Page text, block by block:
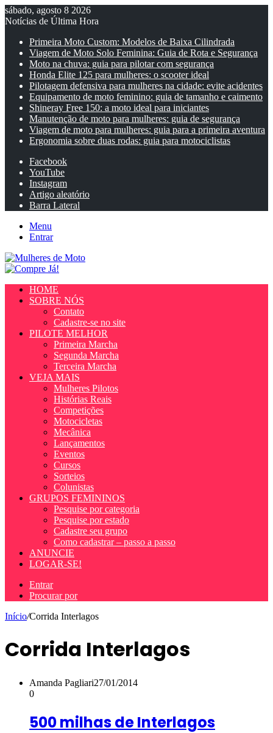
sábado, agosto 8 2026
Notícias de Última Hora
Primeira Moto Custom: Modelos de Baixa Cilindrada
Viagem de Moto Solo Feminina: Guia de Rota e Segurança
Moto na chuva: guia para pilotar com segurança
Honda Elite 125 para mulheres: o scooter ideal
Pilotagem defensiva para mulheres na cidade: evite acidentes
Equipamento de moto feminino: guia de tamanho e caimento
Shineray Free 150: a moto ideal para iniciantes
Manutenção de moto para mulheres: guia de segurança
Viagem de moto para mulheres: guia para a primeira aventura
Ergonomia sobre duas rodas: guia para motociclistas
Facebook
YouTube
Instagram
Artigo aleatório
Barra Lateral
Menu
Entrar
HOME
SOBRE NÓS
Contato
Cadastre-se no site
PILOTE MELHOR
Primeira Marcha
Segunda Marcha
Terceira Marcha
VEJA MAIS
Mulheres Pilotos
Histórias Reais
Competições
Motocicletas
Mecânica
Lançamentos
Eventos
Cursos
Sorteios
Colunistas
GRUPOS FEMININOS
Pesquise por categoria
Pesquise por estado
Cadastre seu grupo
Como cadastrar – passo a passo
ANUNCIE
LOGAR-SE!
Entrar
Procurar por
Início/Corrida Interlagos
Corrida Interlagos
Amanda Pagliari27/01/2014
0
500 milhas de Interlagos